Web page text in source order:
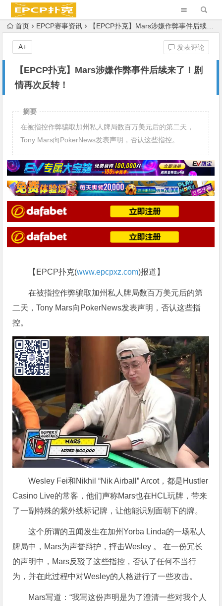
首页 EPCP赛事资讯 【EPCP扑克】Mars涉嫌作弊事件后续来了！剧情再次反转！
【EPCP扑克】Mars涉嫌作弊事件后续来了！剧
情再次反转！
发表评论
A+
摘要
在被指控作弊骗取加州私人牌局数百万美元后的第二天，
Tony Mars向PokerNews发表声明，否认这些指控。
【EPCP扑克(www.epcpxz.com)报道】
在被指控作弊骗取加州私人牌局数百万美元后的第
二天，Tony Mars向PokerNews发表声明，否认这些指
控。
Wesley Fei和Nikhil “Nik Airball” Arcot，都是Hustler
Casino Live的常客，他们声称Mars也在HCL玩牌，带来
了一副特殊的紫外线标记牌，让他能识别面朝下的牌。
这个所谓的丑闻发生在加州Yorba Linda的一场私人
牌局中，Mars为声誉辩护，抨击Wesley 。 在一份冗长
的声明中，Mars反驳了这些指控，否认了任何不当行
为，并在此过程中对Wesley的人格进行了一些攻击。
Mars写道：“我写这份声明是为了澄清一些对我个人